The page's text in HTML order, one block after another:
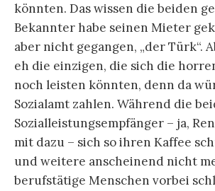
könnten. Das wissen die beiden
Bekannter habe seinen Mieter
aber nicht gegangen, „der Türk“.
eh die einzigen, die sich die
noch leisten könnten, denn da
Sozialamt zahlen. Während die
Sozialleistungsempfänger – ja,
mit dazu – sich so ihren Kaffee
und weitere anscheinend nicht
berufstätige Menschen vorbei